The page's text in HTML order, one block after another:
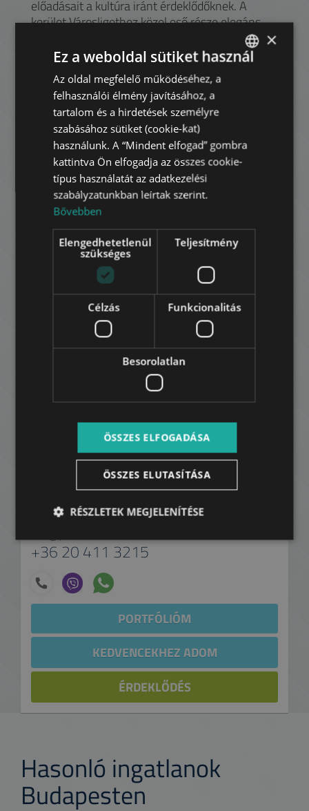
előadásait a kultúra iránt érdeklődőknek. A
kerület Városligethez közel eső része elegáns
villáival számos ország nagykövetségének ad
otthont. A diákok az ELTE Pedagógia
Pszichológia Kara vagy a Zeneakadémia
közelsége miatt preferálhatják a környéket. Az
Andrássy úton több irodaház is várja az elegáns
lokációt kereső cégeket.
Havi bérleti díj:
340.000 HUF
940 EUR
az ár nem tartalmazza a közmű díjakat
Kapcsolat:
+36 20 411 3215
PORTFÓLIÓM
KEDVENCEKHEZ ADOM
ÉRDEKLŐDÉS
Hasonló ingatlanok
Budapesten
FRENCH
ARABIC
×
Ez a weboldal sütiket használ
Az oldal megfelelő működéséhez, a
felhasználói élmény javításához, a
tartalom és a hirdetések személyre
szabásához sütiket (cookie-kat)
használunk. A “Mindent elfogad” gombra
kattintva Ön elfogadja az összes cookie-
típus használatát az adatkezelési
szabályzatunkban leírtak szerint.
Bővebben
Elengedhetetlenül
szükséges
Teljesítmény
Célzás Funkcionalitás
Besorolatlan
ÖSSZES ELFOGADÁSA
ÖSSZES ELUTASÍTÁSA
RÉSZLETEK MEGJELENÍTÉSE